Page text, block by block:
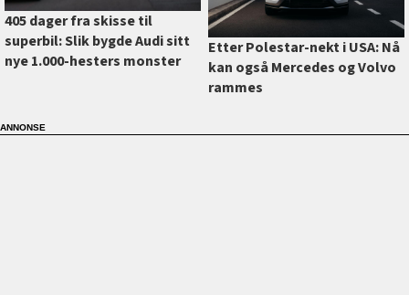
405 dager fra skisse til
superbil: Slik bygde Audi sitt
nye 1.000-hesters monster
Etter Polestar-nekt i USA: Nå
kan også Mercedes og Volvo
rammes